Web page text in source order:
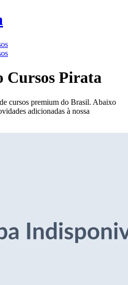
Cursos Pirata
cursos premium do Brasil. Abaixo
adicionadas à nossa